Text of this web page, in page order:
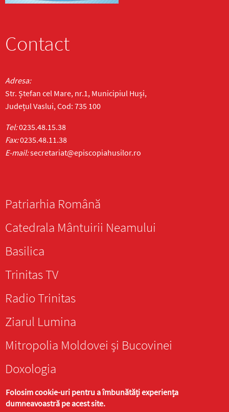
Contact
Adresa:
Str. Ștefan cel Mare, nr.1, Municipiul Huși,
Județul Vaslui, Cod: 735 100
Tel:0235.48.15.38
Fax:0235.48.11.38
E-mail:secretariat@episcopiahusilor.ro
Patriarhia Română
Catedrala Mântuirii Neamului
Basilica
Trinitas TV
Radio Trinitas
Ziarul Lumina
Mitropolia Moldovei și Bucovinei
Doxologia
Folosim cookie-uri pentru a îmbunătăți experiența
dumneavoastră pe acest site.